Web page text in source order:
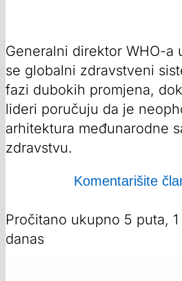
Generalni direktor WHO-a
se globalni zdravstveni
fazi dubokih promjena,
lideri poručuju da je
arhitektura međunarodne
zdravstvu.
Komentarišite
Pročitano ukupno 5 puta,
danas